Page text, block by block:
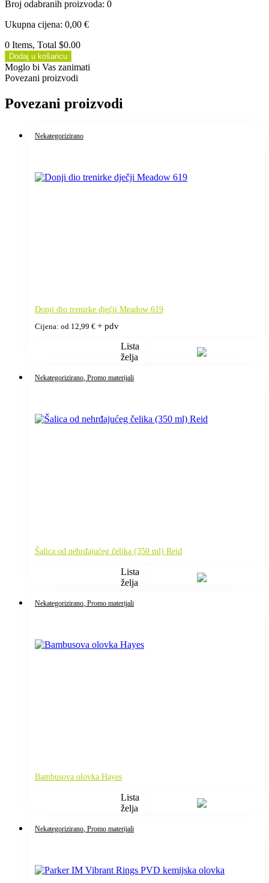
Broj odabranih proizvoda: 0
Ukupna cijena: 0,00 €
0 Items, Total $0.00
Dodaj u košaricu
Moglo bi Vas zanimati
Povezani proizvodi
Povezani proizvodi
Nekategorizirano
Donji dio trenirke dječji Meadow 619
Cijena: od 12,99 € + pdv
Lista
želja
Nekategorizirano , Promo materijali
Šalica od nehrđajućeg čelika (350 ml) Reid
Lista
želja
Nekategorizirano , Promo materijali
Bambusova olovka Hayes
Lista
želja
Nekategorizirano , Promo materijali